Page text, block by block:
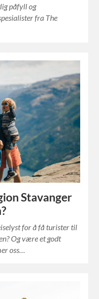
påfyll og
fra The
Stavanger
for å få turister til
Og være et godt
oss…